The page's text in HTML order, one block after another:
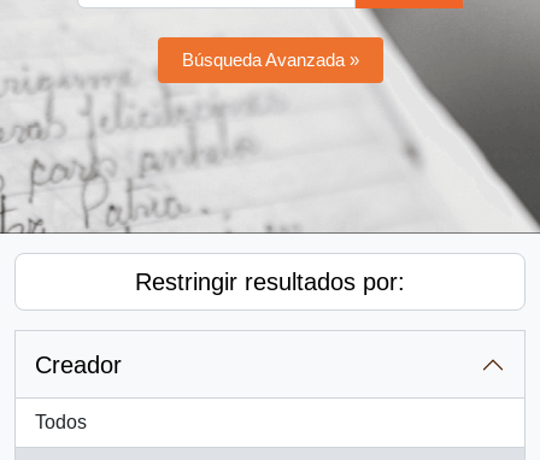
Búsqueda Avanzada »
Restringir resultados por:
Creador
Todos